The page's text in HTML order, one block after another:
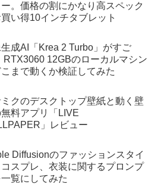
ー。価格の割にかなり高スペック
い得10インチタブレット
成AI「Krea 2 Turbo」がすご
RTX3060 12GBのローカルマシン
まで動くか検証してみた
クのデスクトップ壁紙と動く壁
料アプリ「LIVE
」レビュー
Diffusionのファッションスタイ
コスプレ、衣装に関するプロンプ
一覧にしてみた